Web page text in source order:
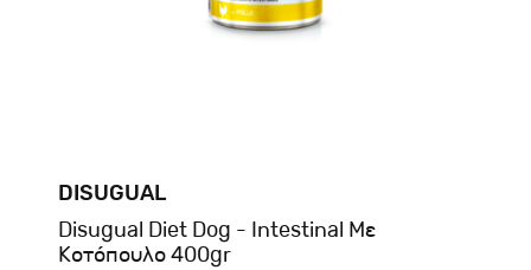
DISUGUAL
Disugual Diet Dog - Intestinal Με
Κοτόπουλο 400gr